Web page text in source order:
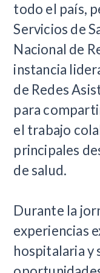
todo el país,
Servicios de
Nacional de
instancia
de Redes
para
el trabajo
principales
de salud.
Durante la
experiencias
hospitalaria y